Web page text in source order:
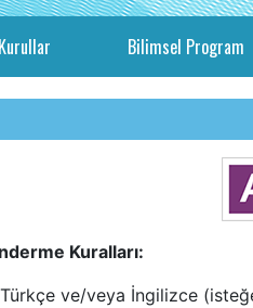
Kurullar Bilimsel Program
Kuralları:
ve/veya İngilizce